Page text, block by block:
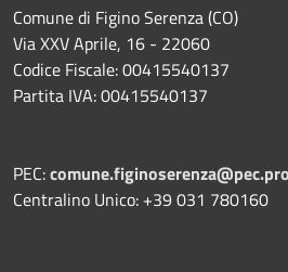
Comune di Figino Serenza (CO)
Via XXV Aprile, 16 - 22060
Codice Fiscale: 00415540137
Partita IVA: 00415540137
PEC:
Centralino Unico: +39 031 780160